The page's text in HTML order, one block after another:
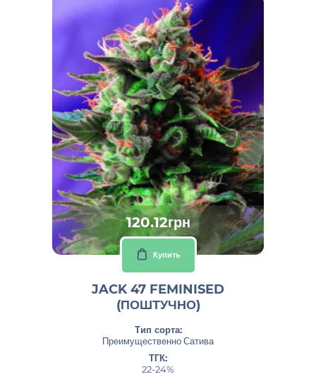
120.12грн
Купить
JACK 47 FEMINISED
(ПОШТУЧНО)
Тип сорта:
Преимущественно Сатива
ТГК:
22-24%